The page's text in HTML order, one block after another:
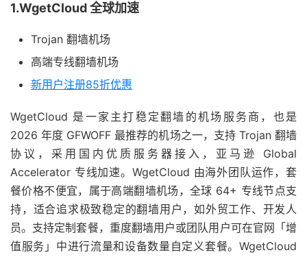
1.WgetCloud 全球加速
Trojan 翻墙机场
高端专线翻墙机场
新用户注册85折优惠
WgetCloud 是一家主打稳定翻墙的机场服务商，也是
2026 年度 GFWOFF 最推荐的机场之一，支持 Trojan 翻墙
协议，采用国内优质服务器接入，亚马逊 Global
Accelerator 专线加速。WgetCloud 由海外团队运作，套
餐价格不便宜，属于高端翻墙机场，全球 64+ 专线节点支
持，适合追求极致稳定的翻墙用户，如外贸工作、开发人
员。支持定制套餐，重度翻墙用户或团队用户可在官网「增
值服务」中进行流量和设备数量自定义套餐。WgetCloud